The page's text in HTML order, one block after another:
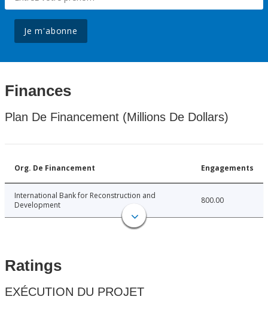
Je m'abonne
Finances
Plan De Financement (Millions De Dollars)
Org. De Financement Engagements
International Bank for Reconstruction and
Development
800.00
Ratings
EXÉCUTION DU PROJET